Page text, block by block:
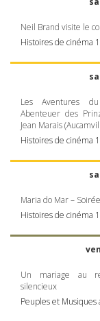
Neil Brand visite le
Histoires de cinéma 1
Les Aventures
Abenteuer des
Jean Marais
Histoires de cinéma 1
Maria do Mar –
Histoires de cinéma 1
Un mariage au
silencieux
Peuples et